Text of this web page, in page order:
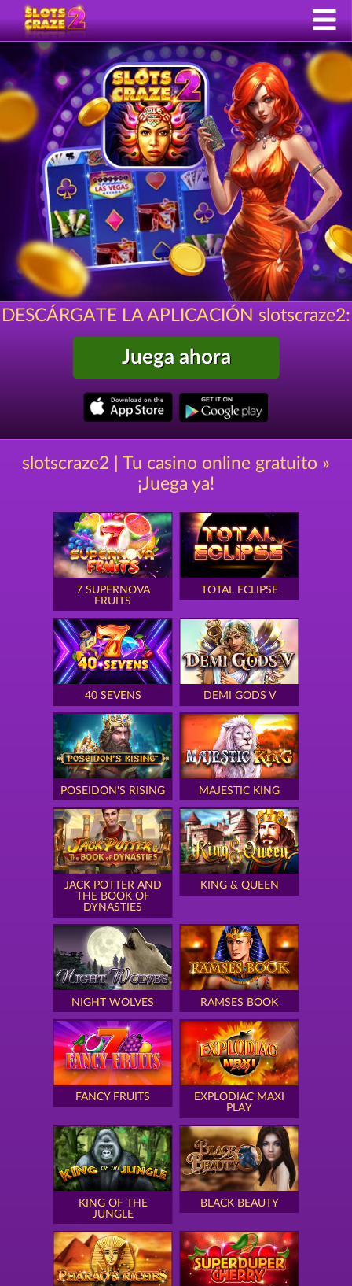
DESCÁRGATE LA APLICACIÓN slotscraze2:
Juega ahora
slotscraze2 | Tu casino online gratuito »
¡Juega ya!
7 SUPERNOVA
FRUITS
TOTAL ECLIPSE
40 SEVENS DEMI GODS V
POSEIDON'S RISING MAJESTIC KING
JACK POTTER AND
THE BOOK OF
DYNASTIES
KING & QUEEN
NIGHT WOLVES RAMSES BOOK
FANCY FRUITS
EXPLODIAC MAXI
PLAY
KING OF THE
JUNGLE
BLACK BEAUTY